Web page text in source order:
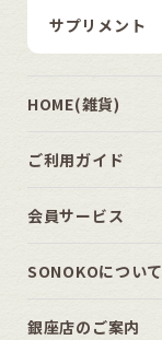
サプリメント
HOME(雑貨)
ご利用ガイド
会員サービス
SONOKOについて
銀座店のご案内